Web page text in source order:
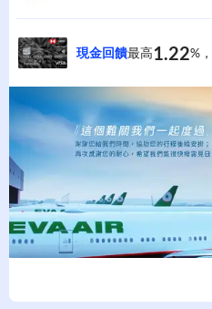
現金回饋最高1.22%，